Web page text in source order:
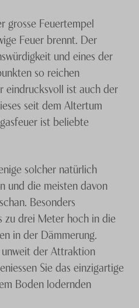
grosse Feuertempel
Feuer brennt. Der
und eines der
so reichen
eindrucksvoll ist auch der
seit dem Altertum
ist beliebte
solcher natürlich
und die meisten davon
Besonders
zu drei Meter hoch in die
in der Dämmerung.
der Attraktion
Sie das einzigartige
Boden lodernden